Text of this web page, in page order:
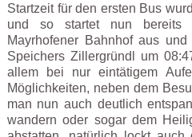
Startzeit für den ersten Bus
und so startet nun
Mayrhofener Bahnhof aus
Speichers Zillergründl um
allem bei nur eintätigem
Möglichkeiten, neben dem
man nun auch deutlich
wandern oder sogar dem